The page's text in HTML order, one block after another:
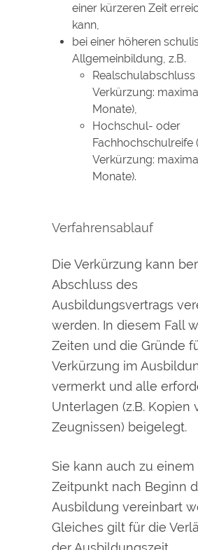
einer kürzeren Zeit
kann,
bei einer höheren
Allgemeinbildung, z.B.
Realschulabschluss
Verkürzung:
Monate),
Hochschul- oder
Fachhochschulreife
Verkürzung:
Monate).
Verfahrensablauf
Die Verkürzung kann
Abschluss des
Ausbildungsvertrags
werden. In diesem Fall
Zeiten und die Gründe
Verkürzung im
vermerkt und alle
Unterlagen (z.B. Kopien
Zeugnissen) beigelegt.
Sie kann auch zu einem
Zeitpunkt nach Beginn
Ausbildung vereinbart
Gleiches gilt für die